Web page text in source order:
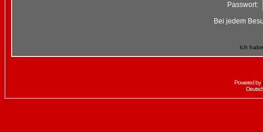
Passwort:
Bei jedem
Ich
Powered by